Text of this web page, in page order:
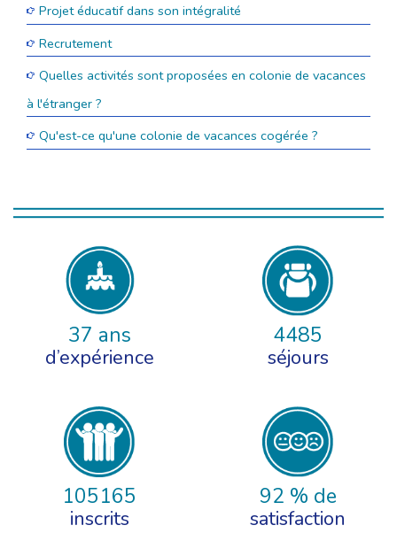
Projet éducatif dans son intégralité
Recrutement
Quelles activités sont proposées en colonie de vacances
à l'étranger ?
Qu'est-ce qu'une colonie de vacances cogérée ?
37 ans
d’expérience
4485
séjours
105165
inscrits
92 % de
satisfaction